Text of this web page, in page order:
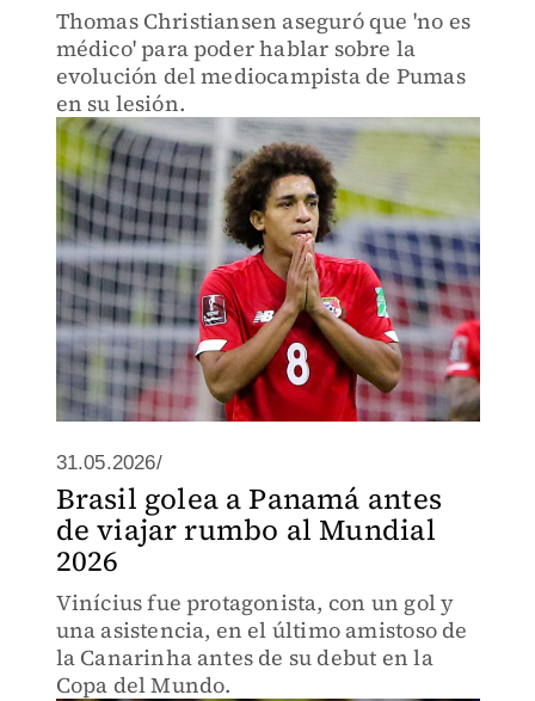
Thomas Christiansen aseguró que 'no es
médico' para poder hablar sobre la
evolución del mediocampista de Pumas
en su lesión.
31.05.2026/
Brasil golea a Panamá antes
de viajar rumbo al Mundial
2026
Vinícius fue protagonista, con un gol y
una asistencia, en el último amistoso de
la Canarinha antes de su debut en la
Copa del Mundo.